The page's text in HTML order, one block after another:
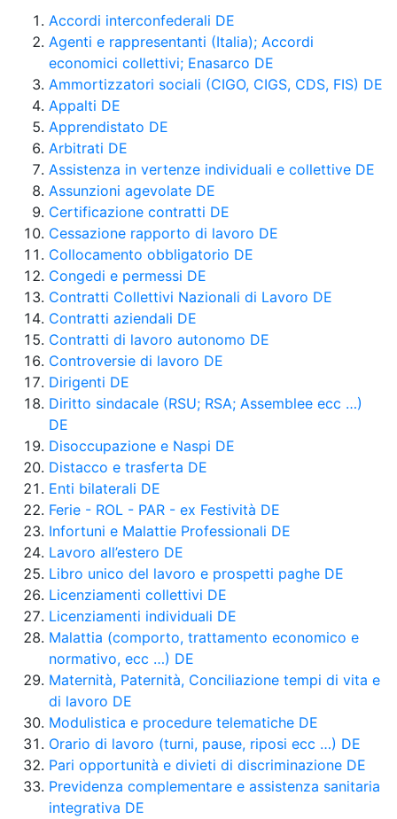
Accordi interconfederali DE
Agenti e rappresentanti (Italia); Accordi
economici collettivi; Enasarco DE
Ammortizzatori sociali (CIGO, CIGS, CDS, FIS) DE
Appalti DE
Apprendistato DE
Arbitrati DE
Assistenza in vertenze individuali e collettive DE
Assunzioni agevolate DE
Certificazione contratti DE
Cessazione rapporto di lavoro DE
Collocamento obbligatorio DE
Congedi e permessi DE
Contratti Collettivi Nazionali di Lavoro DE
Contratti aziendali DE
Contratti di lavoro autonomo DE
Controversie di lavoro DE
Dirigenti DE
Diritto sindacale (RSU; RSA; Assemblee ecc …)
DE
Disoccupazione e Naspi DE
Distacco e trasferta DE
Enti bilaterali DE
Ferie - ROL - PAR - ex Festività DE
Infortuni e Malattie Professionali DE
Lavoro all’estero DE
Libro unico del lavoro e prospetti paghe DE
Licenziamenti collettivi DE
Licenziamenti individuali DE
Malattia (comporto, trattamento economico e
normativo, ecc …) DE
Maternità, Paternità, Conciliazione tempi di vita e
di lavoro DE
Modulistica e procedure telematiche DE
Orario di lavoro (turni, pause, riposi ecc …) DE
Pari opportunità e divieti di discriminazione DE
Previdenza complementare e assistenza sanitaria
integrativa DE